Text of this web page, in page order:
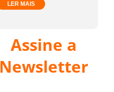
LER MAIS
Assine a
Newsletter